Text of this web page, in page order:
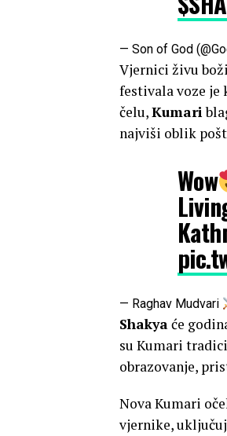
— Son of God
Vjernici živu
festivala voze je
čelu,Kumari
najviši oblik
Wow
— Raghav Mudvari
Shakyaće
su Kumari
obrazovanje,
Nova Kumari
vjernike,